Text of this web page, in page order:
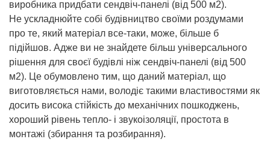
виробника придбати сендвіч-панелі (від 500 м2).
Не ускладнюйте собі будівництво своїми роздумами
про те, який матеріал все-таки, може, більше б
підійшов. Адже ви не знайдете більш універсального
рішення для своєї будівлі ніж сендвіч-панелі (від 500
м2). Це обумовлено тим, що даний матеріал, що
виготовляється нами, володіє такими властивостями як
досить висока стійкість до механічних пошкоджень,
хороший рівень тепло- і звукоізоляції, простота в
монтажі (збирання та розбирання).